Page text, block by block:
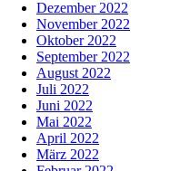
Dezember 2022
November 2022
Oktober 2022
September 2022
August 2022
Juli 2022
Juni 2022
Mai 2022
April 2022
März 2022